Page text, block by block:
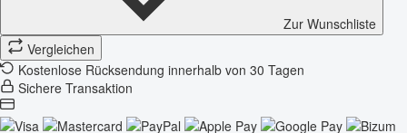
Zur Wunschliste
Vergleichen
Kostenlose Rücksendung innerhalb von 30 Tagen
Sichere Transaktion